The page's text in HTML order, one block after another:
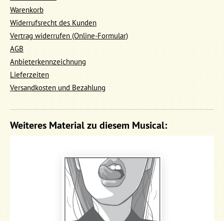
Warenkorb
Widerrufsrecht des Kunden
Vertrag widerrufen (Online-Formular)
AGB
Anbieterkennzeichnung
Lieferzeiten
Versandkosten und Bezahlung
Weiteres Material zu diesem Musical: